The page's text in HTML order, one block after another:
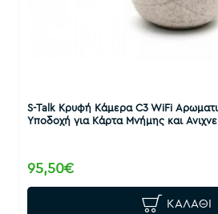
S-Talk Κρυφή Κάμερα C3 WiFi
Υποδοχή για Κάρτα Μνήμης και
95,50€
ΚΑΛΆΘΙ